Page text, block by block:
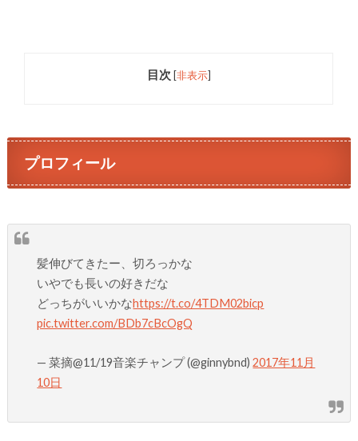
目次 [非表示]
プロフィール
髪伸びてきたー、切ろっかな
いやでも長いの好きだな
どっちがいいかなhttps://t.co/4TDM02bicp
pic.twitter.com/BDb7cBcOgQ
— 菜摘@11/19音楽チャンプ (@ginnybnd)2017年11月
10日